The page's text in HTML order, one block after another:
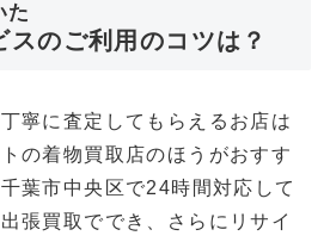
た
スのご利用のコツは？
寧に査定してもらえるお店は
の着物買取店のほうがおすす
葉市中央区で24時間対応して
張買取ででき、さらにリサイ